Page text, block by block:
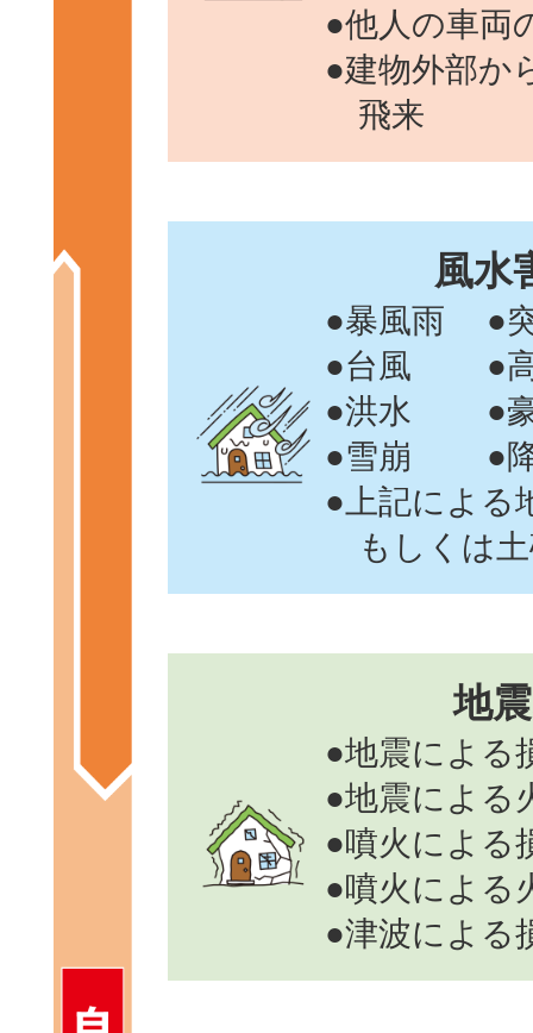
●他人の車両
●建物外部か
飛来
風水
●暴風雨
●台風
●洪水
●雪崩
●
●
●
●
●上記による
もしくは
地震
●地震による
●地震による
●噴火による
●噴火による
●津波による